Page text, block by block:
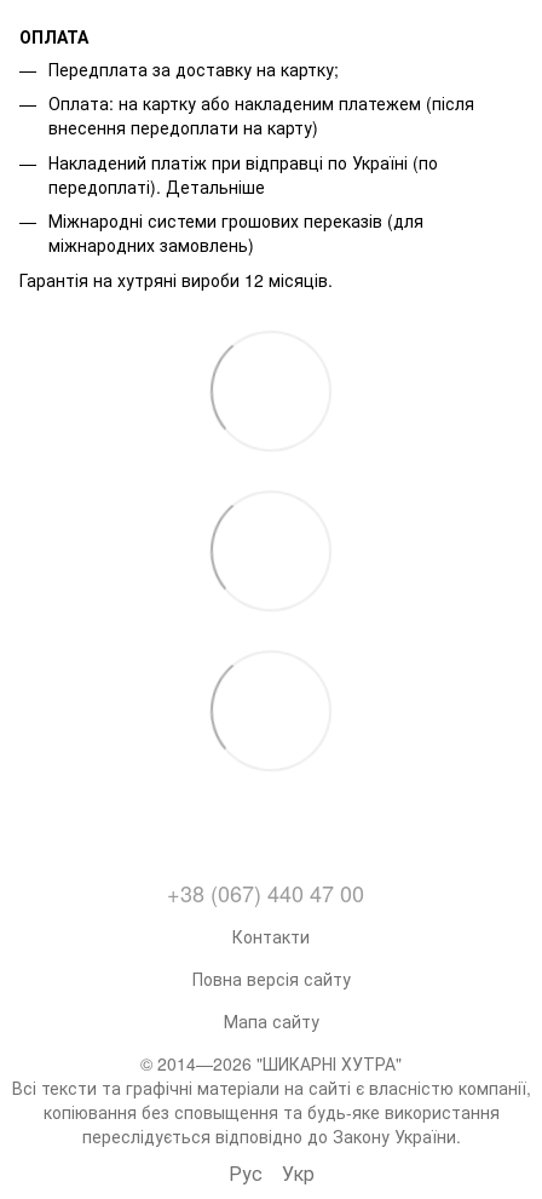
ОПЛАТА
Передплата за доставку на картку;
Оплата: на картку або накладеним платежем (після
внесення передоплати на карту)
Накладений платіж при відправці по Україні (по
передоплаті). Детальніше
Міжнародні системи грошових переказів (для
міжнародних замовлень)
Гарантія на хутряні вироби 12 місяців.
+38 (067) 440 47 00
Контакти
Повна версія сайту
Мапа сайту
© 2014—2026 "ШИКАРНІ ХУТРА"
Всі тексти та графічні матеріали на сайті є власністю компанії,
копіювання без сповыщення та будь-яке використання
переслідується відповідно до Закону України.
Рус Укр